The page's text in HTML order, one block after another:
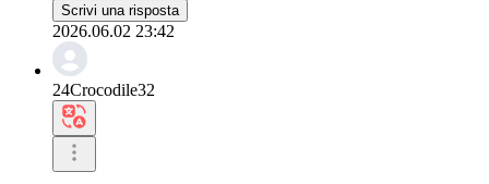
Scrivi una risposta
2026.06.02 23:42
24Crocodile32